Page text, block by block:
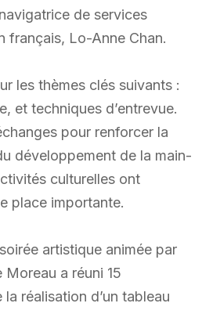
de services
français, Lo-Anne Chan.
les thèmes clés suivants :
et techniques d’entrevue.
pour renforcer la
développement de la main-
culturelles ont
place importante.
artistique animée par
Moreau a réuni 15
réalisation d’un tableau